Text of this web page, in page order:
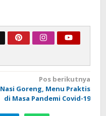
Pos berikutnya
Nasi Goreng, Menu Praktis
di Masa Pandemi Covid-19